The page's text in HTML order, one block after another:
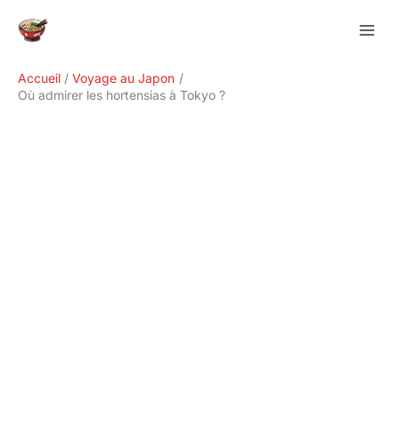
Accueil
Voyage au Japon
Où admirer les hortensias à Tokyo ?